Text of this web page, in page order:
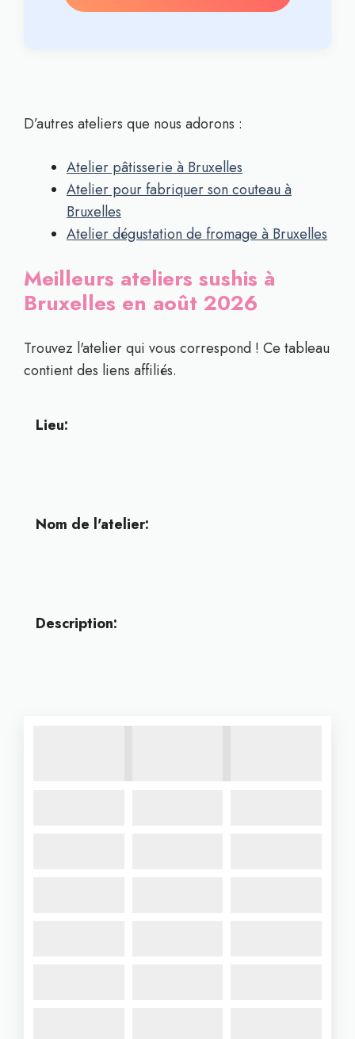
D’autres ateliers que nous adorons :
Atelier pâtisserie à Bruxelles
Atelier pour fabriquer son couteau à
Bruxelles
Atelier dégustation de fromage à Bruxelles
Meilleurs ateliers sushis à
Bruxelles en août 2026
Trouvez l'atelier qui vous correspond ! Ce tableau
contient des liens affiliés.
Lieu:
Nom de l'atelier:
Description: